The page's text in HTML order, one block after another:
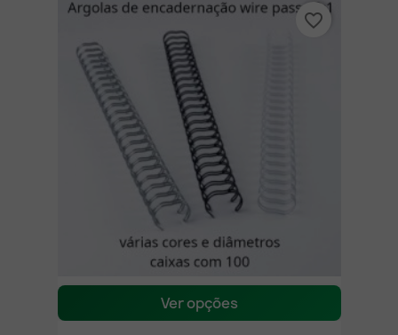
Ver opções
favorite_border